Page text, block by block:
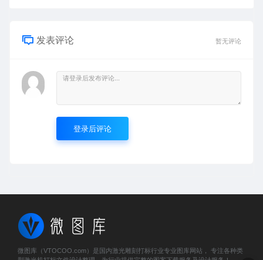
发表评论 暂无评论
登录后评论
微图库（VTOCOO.com）是国内激光雕刻打标行业专业图库网站， 专注各种类